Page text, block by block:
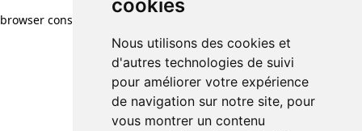
cookies
Nous utilisons des cookies et
d'autres technologies de suivi
pour améliorer votre expérience
de navigation sur notre site, pour
vous montrer un contenu
browser console for more information)